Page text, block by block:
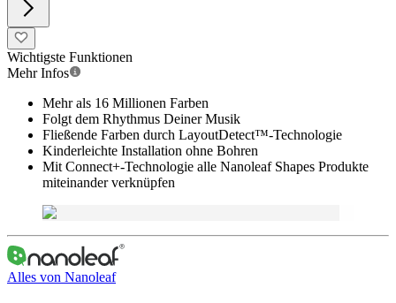
Wichtigste Funktionen
Mehr Infos
Mehr als 16 Millionen Farben
Folgt dem Rhythmus Deiner Musik
Fließende Farben durch LayoutDetect™-Technologie
Kinderleichte Installation ohne Bohren
Mit Connect+-Technologie alle Nanoleaf Shapes Produkte
miteinander verknüpfen
Alles von Nanoleaf